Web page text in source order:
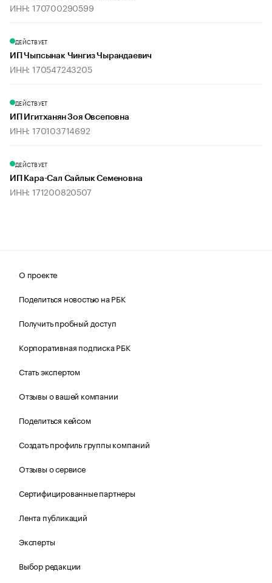
ИНН: 170700290599
ДЕЙСТВУЕТ
ИП Чыпсынак Чингиз Чырандаевич
ИНН: 170547243205
ДЕЙСТВУЕТ
ИП Игитханян Зоя Овсеповна
ИНН: 170103714692
ДЕЙСТВУЕТ
ИП Кара-Сал Сайлык Семеновна
ИНН: 171200820507
О проекте
Поделиться новостью на РБК
Получить пробный доступ
Корпоративная подписка РБК
Стать экспертом
Отзывы о вашей компании
Поделиться кейсом
Создать профиль группы компаний
Отзывы о сервисе
Сертифицированные партнеры
Лента публикаций
Эксперты
Выбор редакции